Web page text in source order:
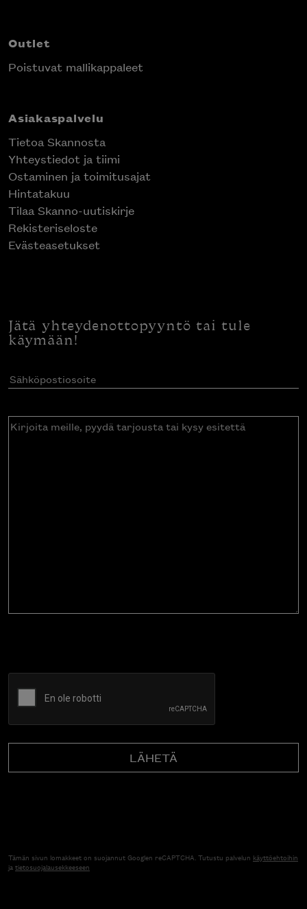
Outlet
Poistuvat mallikappaleet
Asiakaspalvelu
Tietoa Skannosta
Yhteystiedot ja tiimi
Ostaminen ja toimitusajat
Hintatakuu
Tilaa Skanno-uutiskirje
Rekisteriseloste
Evästeasetukset
Jätä yhteydenottopyyntö tai tule
käymään!
Sähköpostiosoite(Pakollinen)
Kirjoita
Tämän sivun lomakkeet on suojannut Googlen reCAPTCHA. Tutustu palvelun käyttöehtoihin
jatietosuojalausekkeeseen